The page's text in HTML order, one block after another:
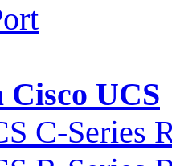
Cisco UCS
C-Series